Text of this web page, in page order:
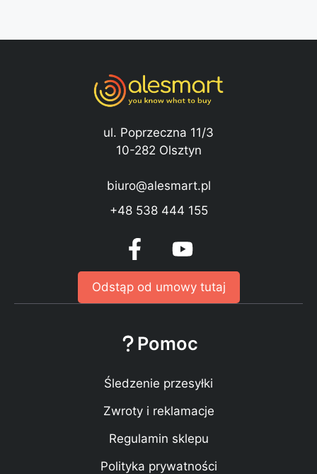
ul. Poprzeczna 11/3
10-282 Olsztyn
biuro@alesmart.pl
+48 538 444 155
Odstąp od umowy tutaj
Pomoc
Śledzenie przesyłki
Zwroty i reklamacje
Regulamin sklepu
Polityka prywatności